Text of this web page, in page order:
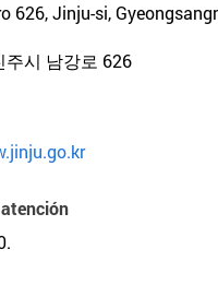
626, Jinju-si,
주시 남강로 626